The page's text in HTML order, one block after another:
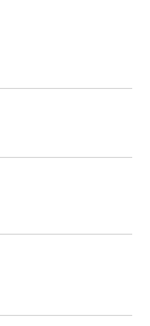
関しましては